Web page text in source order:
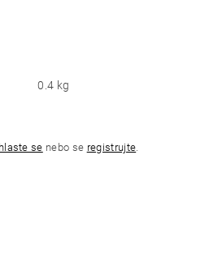
0.4 kg
se nebo se registrujte.